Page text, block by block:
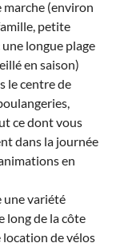
marche (environ
petite
longue plage
en saison)
le centre de
ce dont vous
dans la journée
en
une variété
long de la côte
de vélos